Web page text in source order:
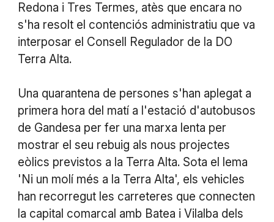
Redona i Tres Termes, atès que encara no
s'ha resolt el contenciós administratiu que va
interposar el Consell Regulador de la DO
Terra Alta.
Una quarantena de persones s'han aplegat a
primera hora del matí a l'estació d'autobusos
de Gandesa per fer una marxa lenta per
mostrar el seu rebuig als nous projectes
eòlics previstos a la Terra Alta. Sota el lema
'Ni un molí més a la Terra Alta', els vehicles
han recorregut les carreteres que connecten
la capital comarcal amb Batea i Vilalba dels